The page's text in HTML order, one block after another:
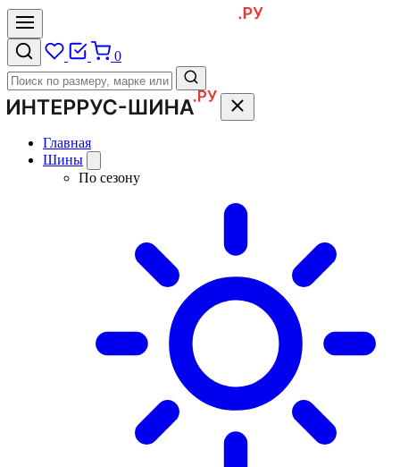
0
Главная
Шины
По сезону